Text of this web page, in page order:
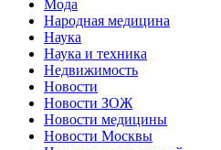
Мода
Народная медицина
Наука
Наука и техника
Недвижимость
Новости
Новости ЗОЖ
Новости медицины
Новости Москвы